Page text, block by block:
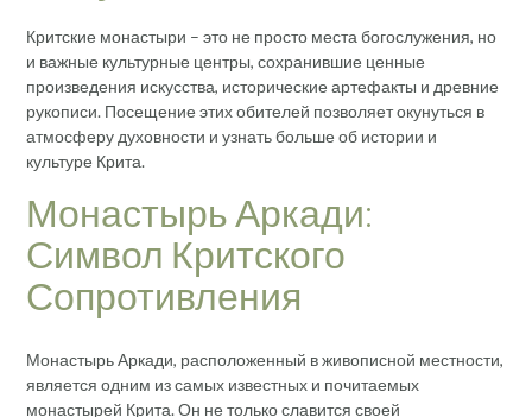
Критские монастыри – это не просто места богослужения, но
и важные культурные центры, сохранившие ценные
произведения искусства, исторические артефакты и древние
рукописи. Посещение этих обителей позволяет окунуться в
атмосферу духовности и узнать больше об истории и
культуре Крита.
Монастырь Аркади:
Символ Критского
Сопротивления
Монастырь Аркади, расположенный в живописной местности,
является одним из самых известных и почитаемых
монастырей Крита. Он не только славится своей